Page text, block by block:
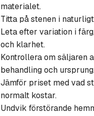
materialet.
Titta på stenen i
Leta efter variation i
och klarhet.
Kontrollera om säljaren
behandling och
Jämför priset med vad
normalt kostar.
Undvik förstörande